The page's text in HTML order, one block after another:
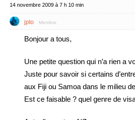
14 novembre 2009 à 7 h 10 min
jpto Membre
Bonjour a tous,
Une petite question qui n’a rien a
Juste pour savoir si certains
aux Fiji ou Samoa dans le milieu
Est ce faisable ? quel genre de